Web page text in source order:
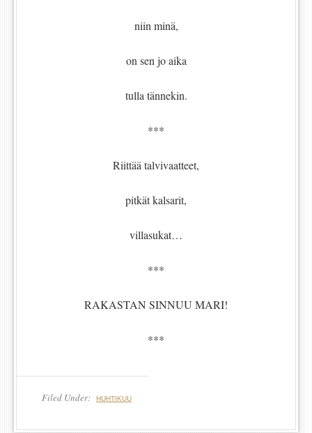
niin minä,
on sen jo aika
tulla tännekin.
***
Riittää talvivaatteet,
pitkät kalsarit,
villasukat…
***
RAKASTAN SINNUU MARI!
***
Filed Under: HUHTIKUU